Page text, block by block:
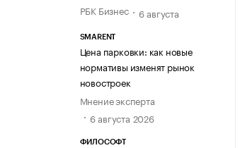
РБК Бизнес
6 августа
SMARENT
Цена парковки: как новые
нормативы изменят рынок
новостроек
Мнение эксперта
6 августа 2026
ФИЛОСОФТ